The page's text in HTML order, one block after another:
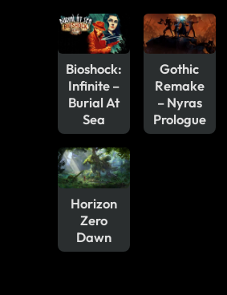
Bioshock:
Infinite –
Burial At
Sea
Horizon
Zero
Dawn
Gothic
Remake
– Nyras
Prologue